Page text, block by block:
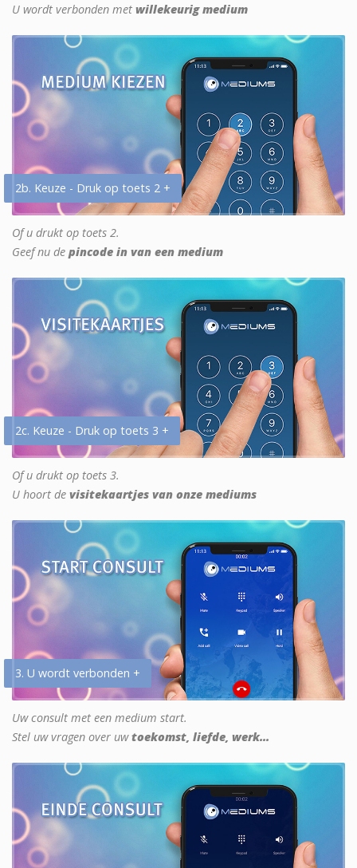
U wordt verbonden met willekeurig medium
2b. Keuze - Druk op toets 2 +
Of u drukt op toets 2.
Geef nu de pincode in van een medium
2c. Keuze - Druk op toets 3 +
Of u drukt op toets 3.
U hoort de visitekaartjes van onze mediums
3. U wordt verbonden +
Uw consult met een medium start.
Stel uw vragen over uwtoekomst, liefde, werk...